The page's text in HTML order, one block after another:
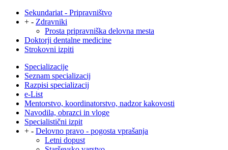
Sekundariat - Pripravništvo
+ - Zdravniki
Prosta pripravniška delovna mesta
Doktorji dentalne medicine
Strokovni izpiti
Specializacije
Seznam specializacij
Razpisi specializacij
e-List
Mentorstvo, koordinatorstvo, nadzor kakovosti
Navodila, obrazci in vloge
Specialistični izpit
+ - Delovno pravo - pogosta vprašanja
Letni dopust